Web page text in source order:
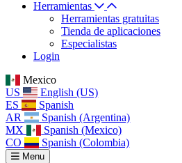
Herramientas
Herramientas gratuitas
Tienda de aplicaciones
Especialistas
Login
Mexico
US
English (US)
ES
Spanish
AR
Spanish (Argentina)
MX
Spanish (Mexico)
CO
Spanish (Colombia)
Menu